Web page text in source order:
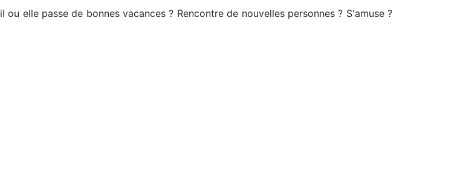
elle passe de bonnes vacances ? Rencontre de nouvelles personnes ? S'amuse ?